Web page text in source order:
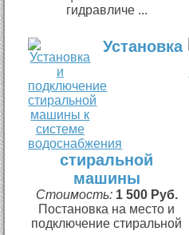
гидравличе ...
Установка
стиральной
машины
Стоимость: 1 500 Руб.
Постановка на место и
подключение стиральной